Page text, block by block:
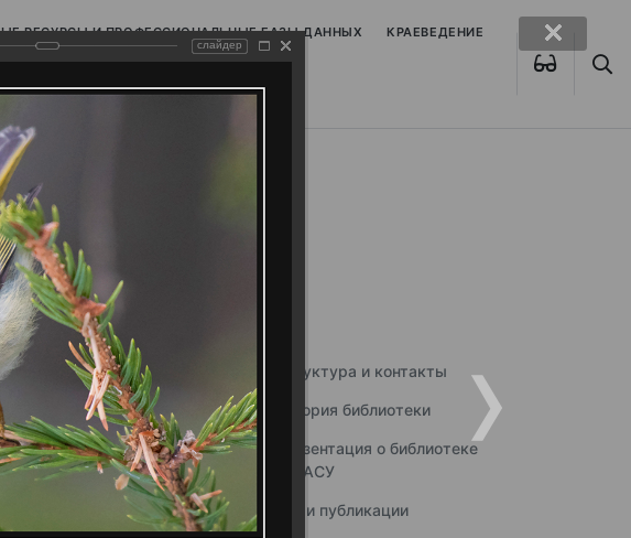
РЕСУРСЫ И ПРОФЕССИОНАЛЬНЫЕ БАЗЫ ДАННЫХ КРАЕВЕДЕНИЕ
Структура и контакты
История библиотеки
Презентация о библиотеке
ННГАСУ
Наши публикации
слайдер